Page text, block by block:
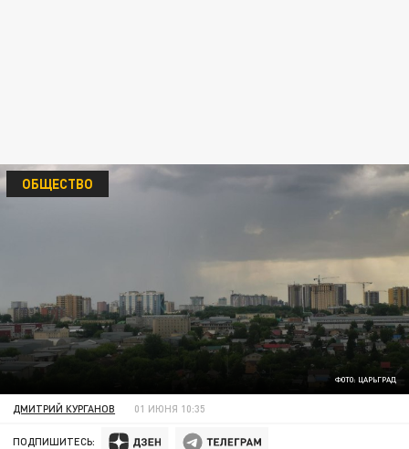
ФОТО: ЦАРЬГРАД
ОБЩЕСТВО
ДМИТРИЙ КУРГАНОВ 01 ИЮНЯ 10:35
ПОДПИШИТЕСЬ: